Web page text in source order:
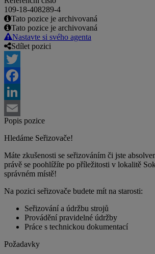
109-18-408289-4
Tato pozice je archivovaná
Tato pozice je archivovaná
Nastavte si svého agenta
Sdílet pozici
Twitter
Facebook
LinkedIn
Email
Popis pozice
Hledáme Seřizovače!
Máte zkušenosti se seřizováním či jste
právě se poohlížíte po příležitosti v lokalitě
správném místě!
Na pozici seřizovače budete mít na starosti:
Seřizování a údržbu strojů
Provádění pravidelné údržby
Práce s technickou dokumentací
Požadavky